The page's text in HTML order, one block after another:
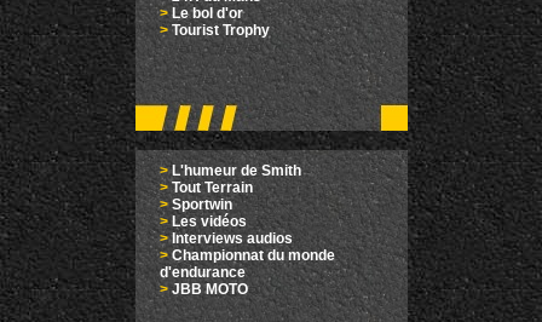
>Le bol d'or
> Tourist Trophy
>L'humeur de Smith
> Tout Terrain
> Sportwin
> Les vidéos
> Interviews audios
>Championnat du monde
d'endurance
> JBB MOTO